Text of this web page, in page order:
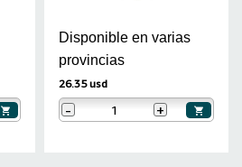
Disponible en varias
provincias
26.35 usd
- +